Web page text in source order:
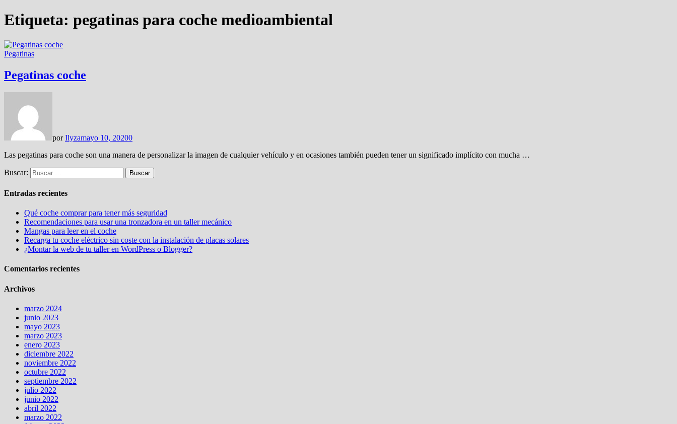
Etiqueta: pegatinas para coche medioambiental
Pegatinas
Pegatinas coche
porIlyzamayo 10, 20200
Las pegatinas para coche son una manera de personalizar la imagen de cualquier vehículo y en ocasiones también pueden tener un significado implícito con mucha …
Buscar:
Entradas recientes
Qué coche comprar para tener más seguridad
Recomendaciones para usar una tronzadora en un taller mecánico
Mangas para leer en el coche
Recarga tu coche eléctrico sin coste con la instalación de placas solares
¿Montar la web de tu taller en WordPress o Blogger?
Comentarios recientes
Archivos
marzo 2024
junio 2023
mayo 2023
marzo 2023
enero 2023
diciembre 2022
noviembre 2022
octubre 2022
septiembre 2022
julio 2022
junio 2022
abril 2022
marzo 2022